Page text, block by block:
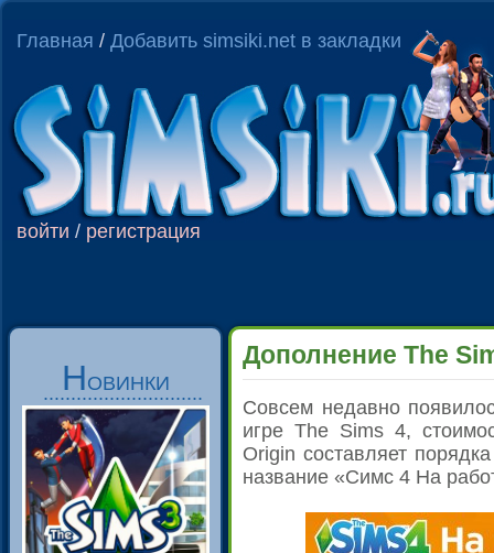
Главная / Добавить simsiki.net в закладки
войти / регистрация
НОВИНКИ
.............................
Дополнение The
Совсем недавно
игре The Sims 4,
Origin составляет
название «Симс 4 На